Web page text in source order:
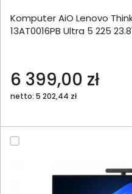
Komputer AiO Lenovo
13AT0016PB Ultra 5 225
6 399,00 zł
netto: 5 202,44 zł